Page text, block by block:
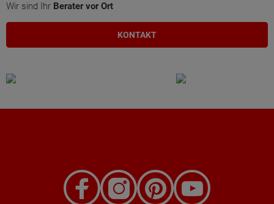
Wir sind Ihr Berater vor Ort
KONTAKT